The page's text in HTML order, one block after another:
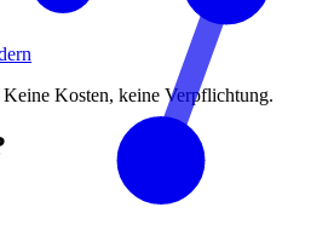
Kosten, keine Verpflichtung.